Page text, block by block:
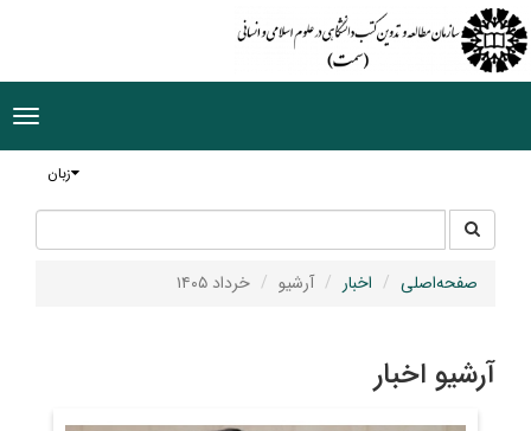
زبان
جستجو
در
سایت
صفحه‌اصلی اخبار آرشیو خرداد ۱۴۰۵
آرشیو اخبار